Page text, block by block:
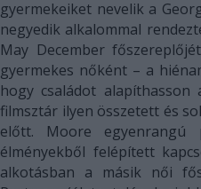
gyermekeiket nevelik a
negyedik alkalommal
May December
gyermekes nőként – a
hogy családot alapíthasson
filmsztár ilyen összetett és
előtt. Moore
élményekből felépített
alkotásban a másik női